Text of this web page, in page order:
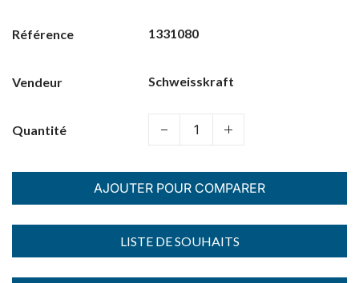
Référence 1331080
Vendeur Schweisskraft
Quantité
AJOUTER POUR COMPARER